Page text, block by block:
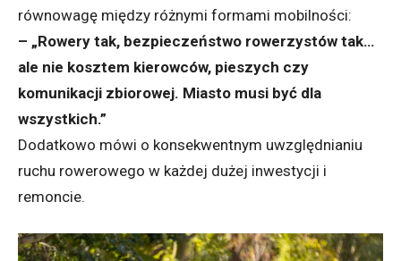
równowagę między różnymi formami mobilności:
– „Rowery tak, bezpieczeństwo rowerzystów tak…
ale nie kosztem kierowców, pieszych czy
komunikacji zbiorowej. Miasto musi być dla
wszystkich.”
Dodatkowo mówi o konsekwentnym uwzględnianiu
ruchu rowerowego w każdej dużej inwestycji i
remoncie.